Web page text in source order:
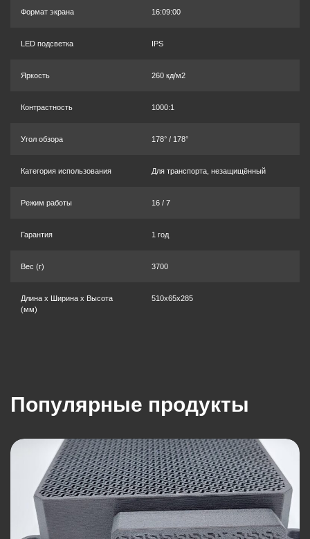
Формат экрана 16:09:00
LED подсветка IPS
Яркость 260 кд/м2
Контрастность 1000:1
Угол обзора 178° / 178°
Категория использования Для транспорта, незащищённый
Режим работы 16 / 7
Гарантия 1 год
Вес (г) 3700
Длина x Ширина x Высота
(мм)
510x65x285
Популярные продукты